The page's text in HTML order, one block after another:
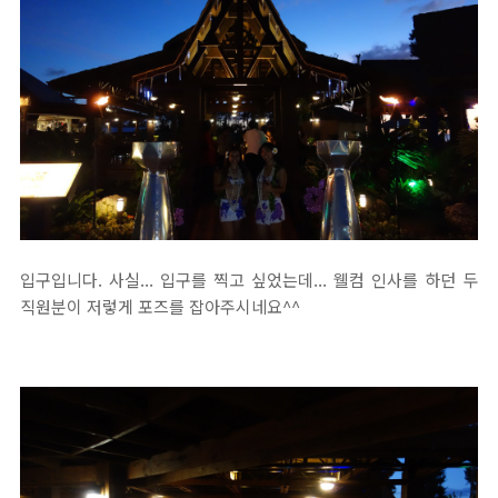
입구입니다. 사실... 입구를 찍고 싶었는데... 웰컴 인사를 하던 두
직원분이 저렇게 포즈를 잡아주시네요^^